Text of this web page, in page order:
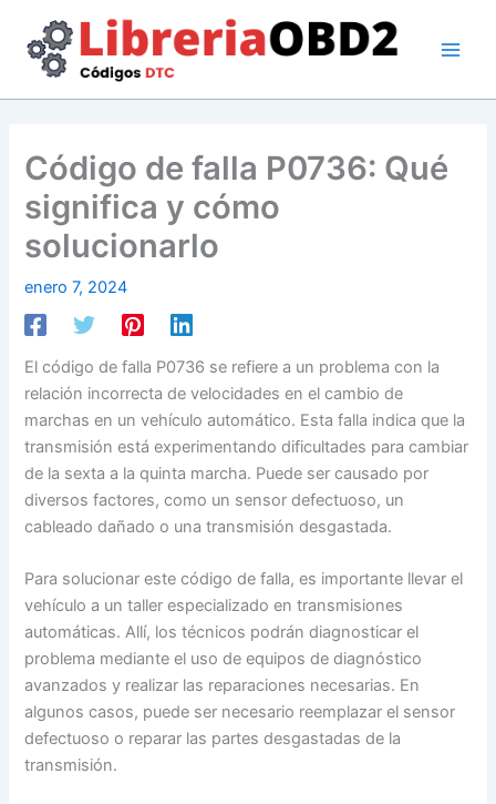
contenido
Código de falla P0736: Qué
significa y cómo
solucionarlo
enero 7, 2024
El código de falla P0736 se refiere a un problema con la
relación incorrecta de velocidades en el cambio de
marchas en un vehículo automático. Esta falla indica que la
transmisión está experimentando dificultades para cambiar
de la sexta a la quinta marcha. Puede ser causado por
diversos factores, como un sensor defectuoso, un
cableado dañado o una transmisión desgastada.
Para solucionar este código de falla, es importante llevar el
vehículo a un taller especializado en transmisiones
automáticas. Allí, los técnicos podrán diagnosticar el
problema mediante el uso de equipos de diagnóstico
avanzados y realizar las reparaciones necesarias. En
algunos casos, puede ser necesario reemplazar el sensor
defectuoso o reparar las partes desgastadas de la
transmisión.